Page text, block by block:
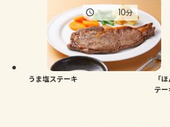
うま塩ステーキ
10分
「
テー